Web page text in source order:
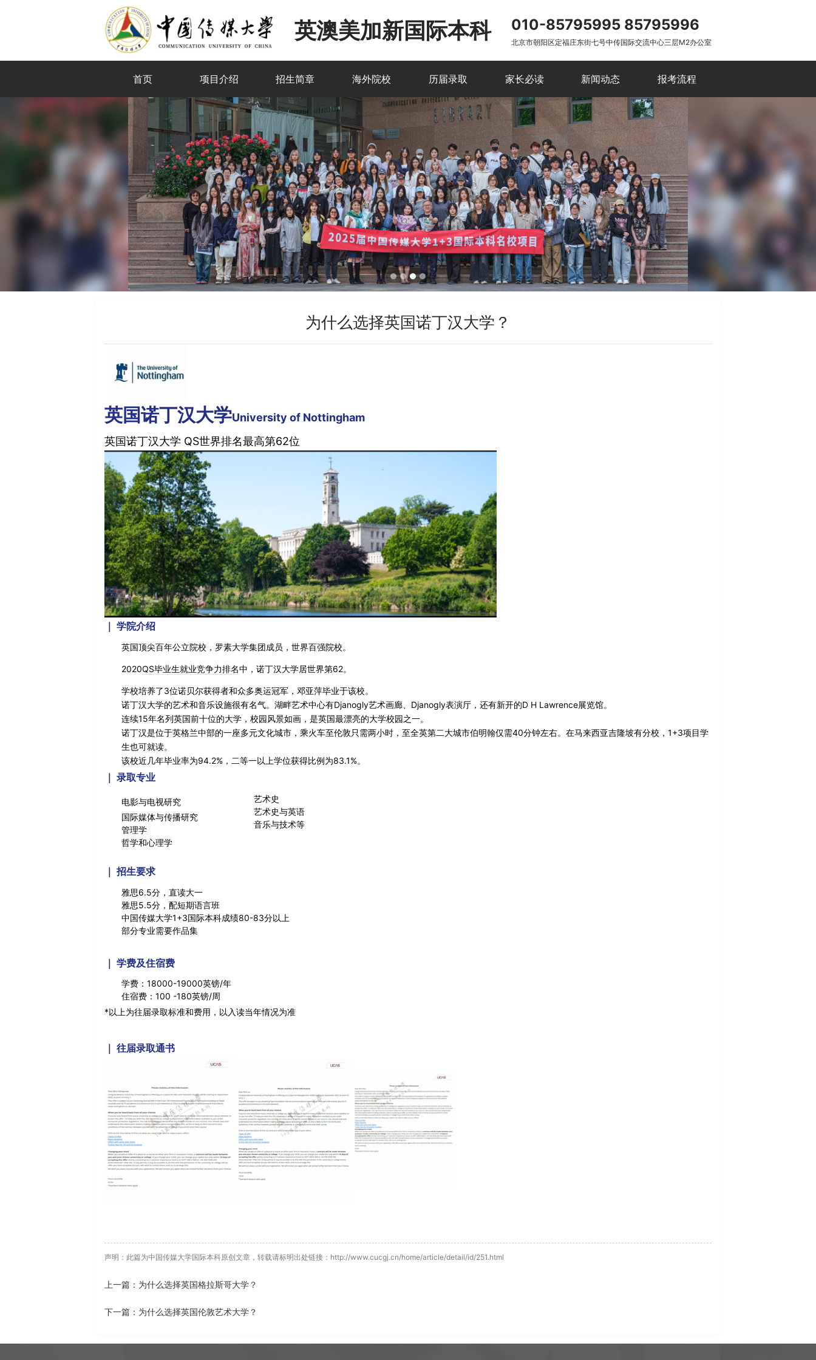
英澳美加新国际本科 010-85795995 85795996
北京市朝阳区定福庄东街七号中传国际交流中心三层M2办公室
首页 项目介绍 招生简章 海外院校 历届录取 家长必读 新闻动态 报考流程
为什么选择英国诺丁汉大学？
英国诺丁汉大学University of Nottingham
英国诺丁汉大学 QS世界排名最高第62位
｜ 学院介绍
英国顶尖百年公立院校，罗素大学集团成员，世界百强院校。
2020QS毕业生就业竞争力排名中，诺丁汉大学居世界第62。
学校培养了3位诺贝尔获得者和众多奥运冠军，邓亚萍毕业于该校。
诺丁汉大学的艺术和音乐设施很有名气。湖畔艺术中心有Djanogly艺术画廊、Djanogly表演厅，还有新开的D H Lawrence展览馆。
连续15年名列英国前十位的大学，校园风景如画，是英国最漂亮的大学校园之一。
诺丁汉是位于英格兰中部的一座多元文化城市，乘火车至伦敦只需两小时，至全英第二大城市伯明翰仅需40分钟左右。在马来西亚吉隆坡有分校，1+3项目学
生也可就读。
该校近几年毕业率为94.2%，二等一以上学位获得比例为83.1%。
录取专业
电影与电视研究
国际媒体与传播研究
管理学
哲学和心理学
艺术史
艺术史与英语
音乐与技术等
招生要求
雅思6.5分，直读大一
雅思5.5分，配短期语言班
中国传媒大学1+3国际本科成绩80-83分以上
部分专业需要作品集
学费及住宿费
学费：18000-19000英镑/年
住宿费：100 -180英镑/周
*以上为往届录取标准和费用，以入读当年情况为准
往届录取通书
声明：此篇为中国传媒大学国际本科原创文章，转载请标明出处链接：http://www.cucgj.cn/home/article/detail/id/251.html
上一篇：为什么选择英国格拉斯哥大学？
下一篇：为什么选择英国伦敦艺术大学？